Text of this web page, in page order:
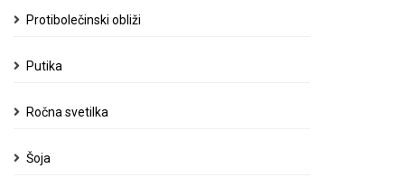
Protibolečinski obliži
Putika
Ročna svetilka
Šoja